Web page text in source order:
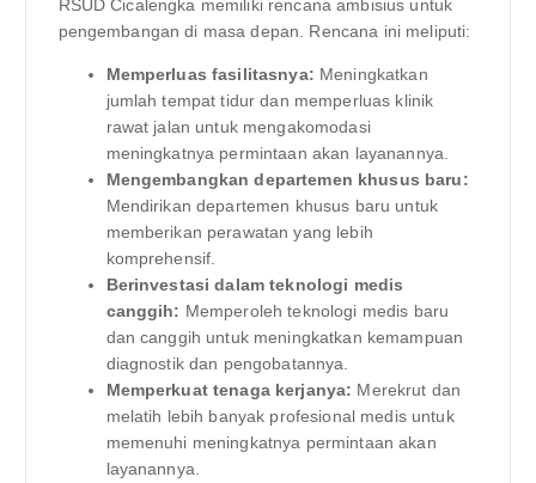
RSUD Cicalengka memiliki rencana ambisius untuk
pengembangan di masa depan. Rencana ini meliputi:
Memperluas fasilitasnya: Meningkatkan
jumlah tempat tidur dan memperluas klinik
rawat jalan untuk mengakomodasi
meningkatnya permintaan akan layanannya.
Mengembangkan departemen khusus baru:
Mendirikan departemen khusus baru untuk
memberikan perawatan yang lebih
komprehensif.
Berinvestasi dalam teknologi medis
canggih: Memperoleh teknologi medis baru
dan canggih untuk meningkatkan kemampuan
diagnostik dan pengobatannya.
Memperkuat tenaga kerjanya: Merekrut dan
melatih lebih banyak profesional medis untuk
memenuhi meningkatnya permintaan akan
layanannya.